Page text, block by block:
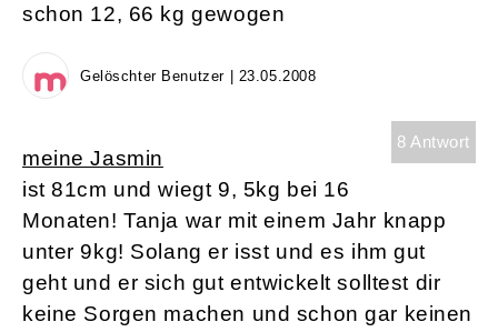
schon 12, 66 kg gewogen
Gelöschter Benutzer | 23.05.2008
8 Antwort
meine Jasmin
ist 81cm und wiegt 9, 5kg bei 16
Monaten! Tanja war mit einem Jahr knapp
unter 9kg! Solang er isst und es ihm gut
geht und er sich gut entwickelt solltest dir
keine Sorgen machen und schon gar keinen